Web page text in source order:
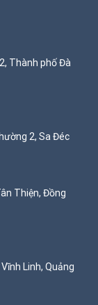
Thành phố Đà
2, Sa Đéc
Thiện, Đồng
Linh, Quảng